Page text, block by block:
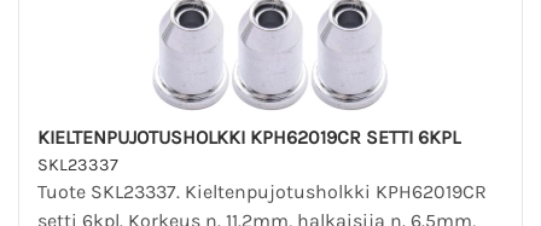
KIELTENPUJOTUSHOLKKI KPH62019CR SETTI 6KPL
SKL23337
Tuote SKL23337. Kieltenpujotusholkki KPH62019CR
setti 6kpl. Korkeus n. 11.2mm, halkaisija n. 6.5mm,